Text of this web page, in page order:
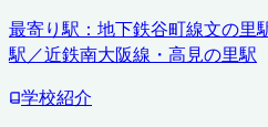
最寄り駅： 地下鉄谷町線文の里
駅／近鉄南大阪線・高見の里駅
学校紹介